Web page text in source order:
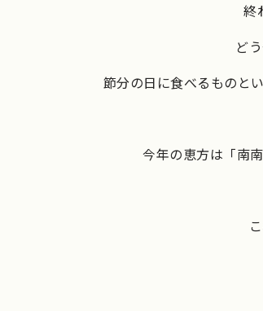
終
ど
節分の日に食べるものと
今年の恵方は「南